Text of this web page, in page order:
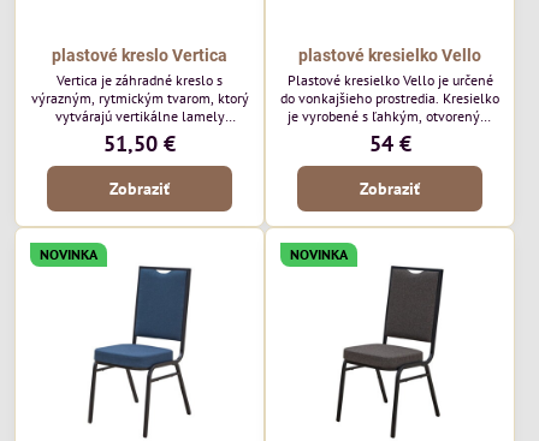
plastové kreslo Vertica
Vertica je záhradné kreslo s
výrazným, rytmickým tvarom, ktorý
vytvárajú vertikálne lamely
operadla a sedadla. Jej otvorený
dizajn jej dodáva ľahký, vzdušný
vzhľad a robí z nej perfektný
doplnok moderných vonkajších
pozornosť svojimi detailmi bez toho,
aby dominoval priestoru. Bude
vyzerať skvele vo vonkajších
jedálenských priestoroch, pri
bistrových stoloch a v...
51,50 €
Zobraziť
plastové kresielko Vello
Plastové kresielko Vello je určené
do vonkajšieho prostredia. Kresielko
je vyrobené s ľahkým, otvoreným
tvarom a jemne kontúrovanými
líniami. Horizontálne lamely
operadla a jemne zaoblené
podrúčky dodávajú kresielku
ležérny, letný nádych. Tento model
bude vyzerať skvele vo vonkajších
jedálenských priestoroch, pri
reštauračných stoloch a v
bistrových priestoroch.
54 €
Zobraziť
NOVINKA NOVINKA